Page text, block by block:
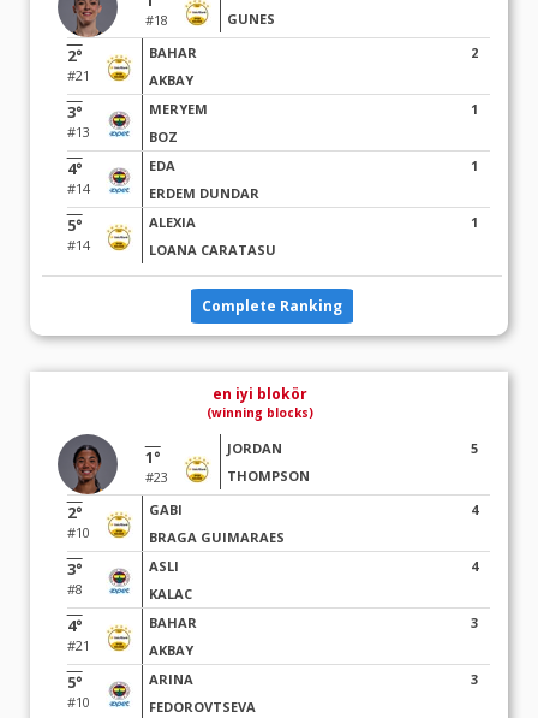
#18 GUNES
2°
#21
BAHAR
AKBAY
2
3°
#13
MERYEM
BOZ
1
4°
#14
EDA
ERDEM DUNDAR
1
5°
#14
ALEXIA
LOANA CARATASU
1
Complete Ranking
en iyi blokör
(winning blocks)
1°
#23
JORDAN
THOMPSON
5
2°
#10
GABI
BRAGA GUIMARAES
4
3°
#8
ASLI
KALAC
4
4°
#21
BAHAR
AKBAY
3
5°
#10
ARINA
FEDOROVTSEVA
3